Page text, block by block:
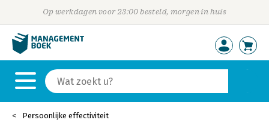
Op werkdagen voor 23:00 besteld, morgen in huis
Persoonlijke effectiviteit